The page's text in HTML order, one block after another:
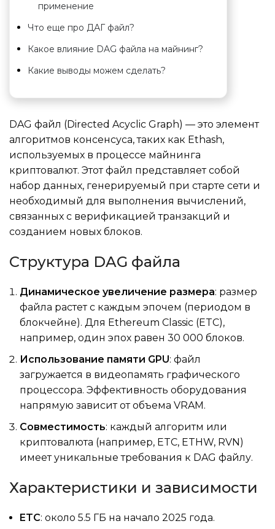
применение
Что еще про ДАГ файл?
Какое влияние DAG файла на майнинг?
Какие выводы можем сделать?
DAG файл (Directed Acyclic Graph) — это элемент
алгоритмов консенсуса, таких как Ethash,
используемых в процессе майнинга
криптовалют. Этот файл представляет собой
набор данных, генерируемый при старте сети и
необходимый для выполнения вычислений,
связанных с верификацией транзакций и
созданием новых блоков.
Структура DAG файла
Динамическое увеличение размера: размер
файла растет с каждым эпочем (периодом в
блокчейне). Для Ethereum Classic (ETC),
например, один эпох равен 30 000 блоков.
Использование памяти GPU: файл
загружается в видеопамять графического
процессора. Эффективность оборудования
напрямую зависит от объема VRAM.
Совместимость: каждый алгоритм или
криптовалюта (например, ETC, ETHW, RVN)
имеет уникальные требования к DAG файлу.
Характеристики и зависимости
ETC: около 5.5 ГБ на начало 2025 года.